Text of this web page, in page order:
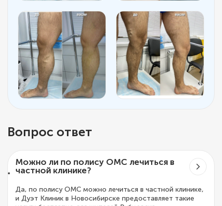
Вопрос ответ
Можно ли по полису ОМС лечиться в
частной клинике?
Да, по полису ОМС можно лечиться в частной клинике,
и Дуэт Клиник в Новосибирске предоставляет такие